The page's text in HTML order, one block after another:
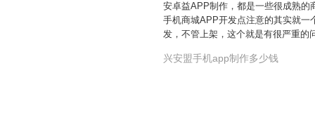
安卓益APP制作，都是一些很成熟的
手机商城APP开发点注意的其实就一
发，不管上架，这个就是有很严重的
兴安盟手机app制作多少钱